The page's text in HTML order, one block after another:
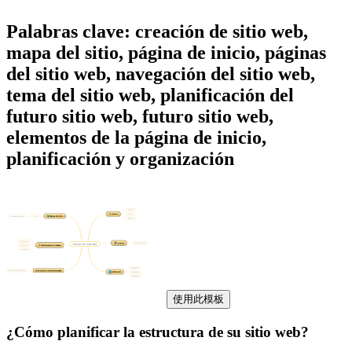
Palabras clave: creación de sitio web,
mapa del sitio, página de inicio, páginas
del sitio web, navegación del sitio web,
tema del sitio web, planificación del
futuro sitio web, futuro sitio web,
elementos de la página de inicio,
planificación y organización
使用此模板
¿Cómo planificar la estructura de su sitio web?